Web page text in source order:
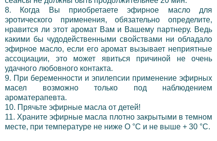
8. Когда Вы приобретаете эфирное масло для
эротического применения, обязательно определите,
нравится ли этот аромат Вам и Вашему партнеру. Ведь
какими бы чудодейственными свойствами ни обладало
эфирное масло, если его аромат вызывает неприятные
ассоциации, это может явиться причиной не очень
удачного любовного контакта.
9. При беременности и эпилепсии применение эфирных
масел возможно только под наблюдением
ароматерапевта.
10. Прячьте эфирные масла от детей!
11. Храните эфирные масла плотно закрытыми в темном
месте, при температуре не ниже О °С и не выше + 30 °С.